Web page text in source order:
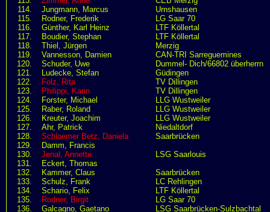
114.
Jungmann, Marcus
Urnshausen
115.
Rodner, Frederik
LG Saar 70
116.
Günther, Karl Heinz
LTF Köllertal
117.
Boudier, Stephan
LTF Köllertal
118.
Thiel, Jürgen
Merzig
119.
Vannesson, Damien
CAN-TRI Sarreguemines
120.
Schuder, Uwe
Dummel- Dich/66802 überherrn
121.
Ludecke, Stefan
Güdingen
122.
Folz, Rita
TV Dillingen
123.
Philippi, Karin
TV Dillingen
124.
Forster, Michael
LLG Wustweiler
125.
Raber, Roland
LLG Wustweiler
126.
Kreuter, Joachim
LLG Wustweiler
127.
Ahr, Patrick
Niedaltdorf
128.
Schloemer Betz, Daniela
Saarbrücken
129.
Damm, Francis
130.
Jenal, Annette
LSG Saarlouis
131.
Eckert, Thomas
132.
Kammer, Claus
Saarbrücken
133.
Schulz, Frank
LC Rehlingen
134.
Schario, Felix
LTF Köllertal
135.
Rodner, Birgit
LG Saar 70
136.
Galcagno, Gaetano
LSG Saarbrücken-Sulzbachtal